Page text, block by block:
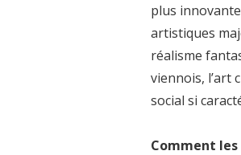
plus
artistiques
réalisme
viennois, l’art
social si
Comment